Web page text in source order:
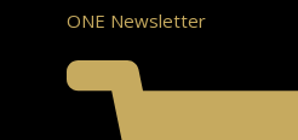
ONE Newsletter